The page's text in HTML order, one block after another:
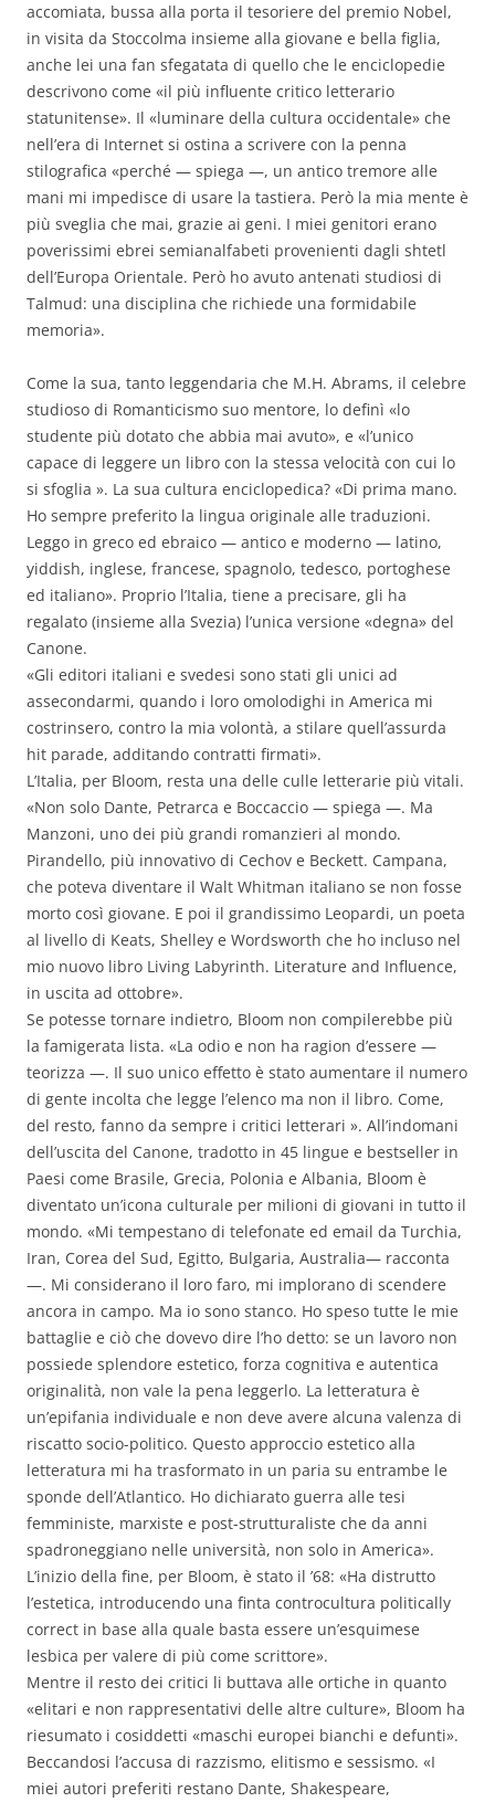
accomiata, bussa alla porta il tesoriere del premio Nobel,
in visita da Stoccolma insieme alla giovane e bella figlia,
anche lei una fan sfegatata di quello che le enciclopedie
descrivono come «il più influente critico letterario
statunitense». Il «luminare della cultura occidentale» che
nell’era di Internet si ostina a scrivere con la penna
stilografica «perché — spiega —, un antico tremore alle
mani mi impedisce di usare la tastiera. Però la mia mente è
più sveglia che mai, grazie ai geni. I miei genitori erano
poverissimi ebrei semianalfabeti provenienti dagli shtetl
dell’Europa Orientale. Però ho avuto antenati studiosi di
Talmud: una disciplina che richiede una formidabile
memoria».
Come la sua, tanto leggendaria che M.H. Abrams, il celebre
studioso di Romanticismo suo mentore, lo definì «lo
studente più dotato che abbia mai avuto», e «l’unico
capace di leggere un libro con la stessa velocità con cui lo
si sfoglia ». La sua cultura enciclopedica? «Di prima mano.
Ho sempre preferito la lingua originale alle traduzioni.
Leggo in greco ed ebraico — antico e moderno — latino,
yiddish, inglese, francese, spagnolo, tedesco, portoghese
ed italiano». Proprio l’Italia, tiene a precisare, gli ha
regalato (insieme alla Svezia) l’unica versione «degna» del
Canone.
«Gli editori italiani e svedesi sono stati gli unici ad
assecondarmi, quando i loro omolodighi in America mi
costrinsero, contro la mia volontà, a stilare quell’assurda
hit parade, additando contratti firmati».
L’Italia, per Bloom, resta una delle culle letterarie più vitali.
«Non solo Dante, Petrarca e Boccaccio — spiega —. Ma
Manzoni, uno dei più grandi romanzieri al mondo.
Pirandello, più innovativo di Cechov e Beckett. Campana,
che poteva diventare il Walt Whitman italiano se non fosse
morto così giovane. E poi il grandissimo Leopardi, un poeta
al livello di Keats, Shelley e Wordsworth che ho incluso nel
mio nuovo libro Living Labyrinth. Literature and Influence,
in uscita ad ottobre».
Se potesse tornare indietro, Bloom non compilerebbe più
la famigerata lista. «La odio e non ha ragion d’essere —
teorizza —. Il suo unico effetto è stato aumentare il numero
di gente incolta che legge l’elenco ma non il libro. Come,
del resto, fanno da sempre i critici letterari ». All’indomani
dell’uscita del Canone, tradotto in 45 lingue e bestseller in
Paesi come Brasile, Grecia, Polonia e Albania, Bloom è
diventato un’icona culturale per milioni di giovani in tutto il
mondo. «Mi tempestano di telefonate ed email da Turchia,
Iran, Corea del Sud, Egitto, Bulgaria, Australia— racconta
—. Mi considerano il loro faro, mi implorano di scendere
ancora in campo. Ma io sono stanco. Ho speso tutte le mie
battaglie e ciò che dovevo dire l’ho detto: se un lavoro non
possiede splendore estetico, forza cognitiva e autentica
originalità, non vale la pena leggerlo. La letteratura è
un’epifania individuale e non deve avere alcuna valenza di
riscatto socio-politico. Questo approccio estetico alla
letteratura mi ha trasformato in un paria su entrambe le
sponde dell’Atlantico. Ho dichiarato guerra alle tesi
femministe, marxiste e post-strutturaliste che da anni
spadroneggiano nelle università, non solo in America».
L’inizio della fine, per Bloom, è stato il ’68: «Ha distrutto
l’estetica, introducendo una finta controcultura politically
correct in base alla quale basta essere un’esquimese
lesbica per valere di più come scrittore».
Mentre il resto dei critici li buttava alle ortiche in quanto
«elitari e non rappresentativi delle altre culture», Bloom ha
riesumato i cosiddetti «maschi europei bianchi e defunti».
Beccandosi l’accusa di razzismo, elitismo e sessismo. «I
miei autori preferiti restano Dante, Shakespeare,